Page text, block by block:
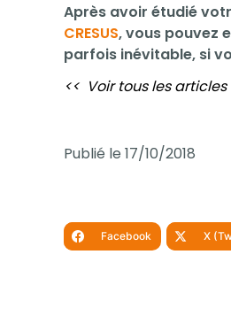
Après avoir étudié
CRESUS, vous pouvez
parfois inévitable, si
<< Voir tous les
Publié le 17/10/2018
Facebook X